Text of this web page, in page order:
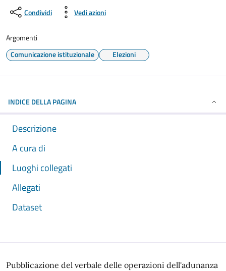
Condividi Vedi azioni
Argomenti
Comunicazione istituzionale
Elezioni
INDICE DELLA PAGINA
Descrizione
A cura di
Luoghi collegati
Allegati
Dataset
Pubblicazione del verbale delle operazioni dell'adunanza